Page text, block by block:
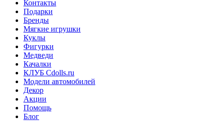
Контакты
Подарки
Бренды
Мягкие игрушки
Куклы
Фигурки
Медведи
Качалки
КЛУБ Cdolls.ru
Модели автомобилей
Декор
Акции
Помощь
Блог